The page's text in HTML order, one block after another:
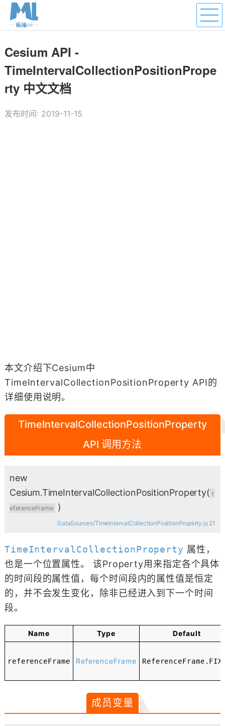
Cesium API -
TimeIntervalCollectionPositionPrope
rty 中文文档
发布时间: 2019-11-15
本文介绍下Cesium中
TimeIntervalCollectionPositionProperty API的
详细使用说明。
TimeIntervalCollectionPositionProperty
API 调用方法
new
Cesium.TimeIntervalCollectionPositionProperty( r
eferenceFrame
)
DataSources/TimeIntervalCollectionPositionProperty.js 21
TimeIntervalCollectionProperty 属性，
也是一个位置属性。 该Property用来指定各个具体
的时间段的属性值，每个时间段内的属性值是恒定
的，并不会发生变化，除非已经进入到下一个时间
段。
Name Type Default
referenceFrame ReferenceFrame
成员变量